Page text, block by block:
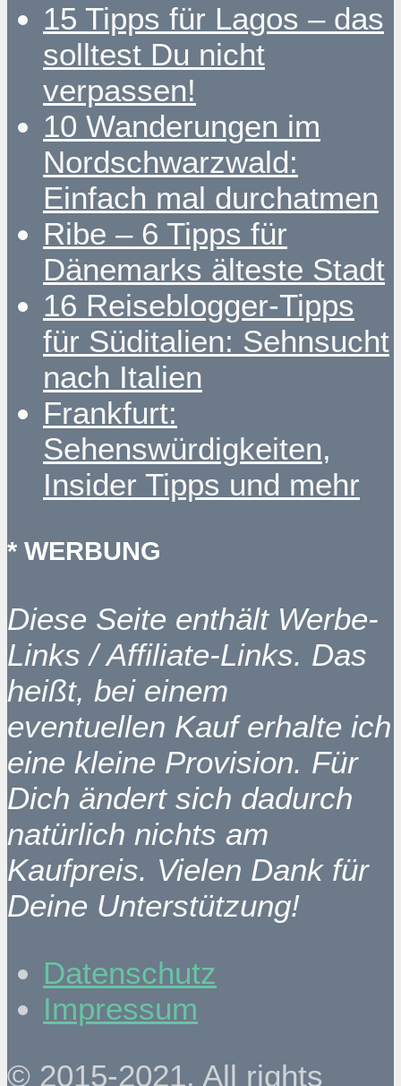
15 Tipps für Lagos – das
solltest Du nicht
verpassen!
10 Wanderungen im
Nordschwarzwald:
Einfach mal durchatmen
Ribe – 6 Tipps für
Dänemarks älteste Stadt
16 Reiseblogger-Tipps
für Süditalien: Sehnsucht
nach Italien
Frankfurt:
Sehenswürdigkeiten,
Insider Tipps und mehr
* WERBUNG
Diese Seite enthält Werbe-
Links / Affiliate-Links. Das
heißt, bei einem
eventuellen Kauf erhalte ich
eine kleine Provision. Für
Dich ändert sich dadurch
natürlich nichts am
Kaufpreis. Vielen Dank für
Deine Unterstützung!
Datenschutz
Impressum
© 2015-2021. All rights